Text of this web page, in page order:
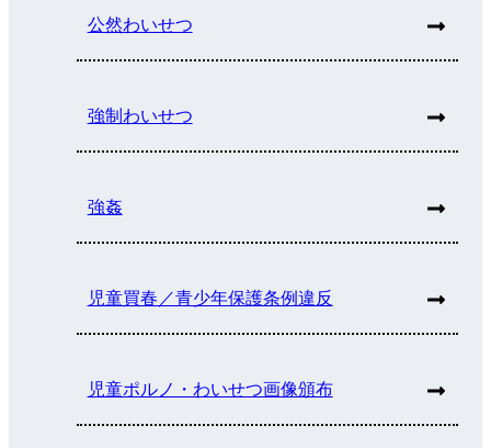
公然わいせつ
強制わいせつ
強姦
児童買春／青少年保護条例違反
児童ポルノ・わいせつ画像頒布